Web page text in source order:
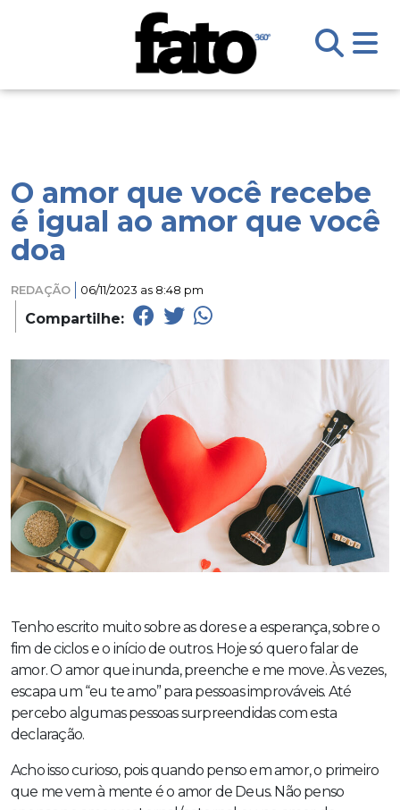
O amor que você recebe
é igual ao amor que você
doa
REDAÇÃO 06/11/2023 as 8:48 pm
Compartilhe:
Tenho escrito muito sobre as dores e a esperança, sobre o
fim de ciclos e o início de outros. Hoje só quero falar de
amor. O amor que inunda, preenche e me move. Às vezes,
escapa um “eu te amo” para pessoas improváveis. Até
percebo algumas pessoas surpreendidas com esta
declaração.
Acho isso curioso, pois quando penso em amor, o primeiro
que me vem à mente é o amor de Deus. Não penso